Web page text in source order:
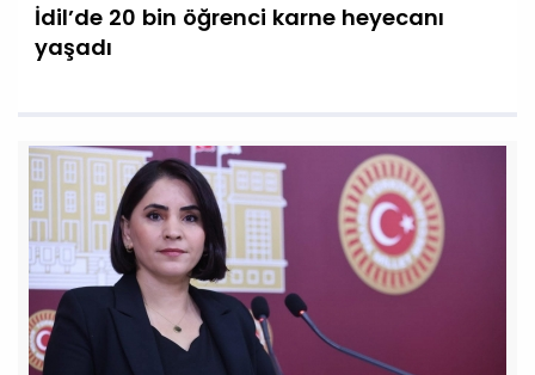
İdil’de 20 bin öğrenci karne heyecanı
yaşadı